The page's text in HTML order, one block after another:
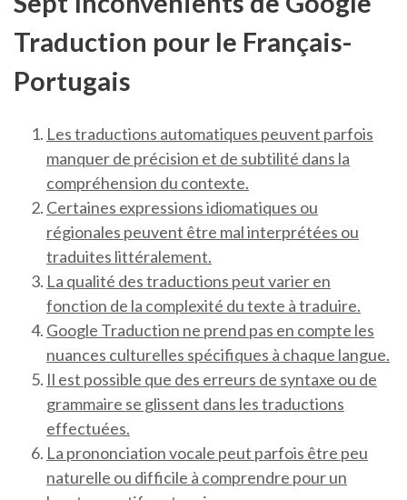
Traduction pour le Français-
Portugais
Les traductions automatiques peuvent parfois
manquer de précision et de subtilité dans la
compréhension du contexte.
Certaines expressions idiomatiques ou
régionales peuvent être mal interprétées ou
traduites littéralement.
La qualité des traductions peut varier en
fonction de la complexité du texte à traduire.
Google Traduction ne prend pas en compte les
nuances culturelles spécifiques à chaque langue.
Il est possible que des erreurs de syntaxe ou de
grammaire se glissent dans les traductions
effectuées.
La prononciation vocale peut parfois être peu
naturelle ou difficile à comprendre pour un